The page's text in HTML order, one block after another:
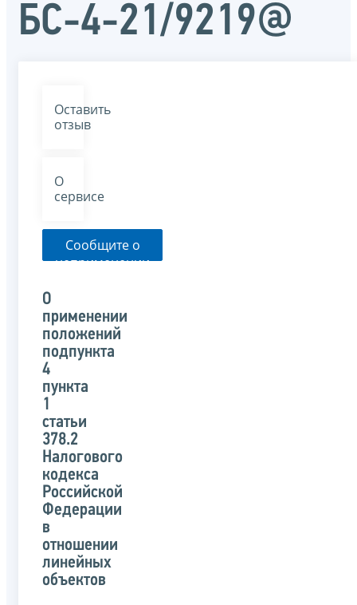
БС-4-21/9219@
Оставить
отзыв
О
сервисе
Сообщите о
неприменении
указанного
письма
О
применении
положений
подпункта
4
пункта
1
статьи
378.2
Налогового
кодекса
Российской
Федерации
в
отношении
линейных
объектов